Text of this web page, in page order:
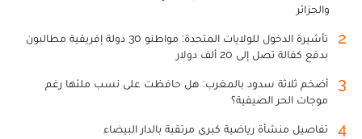
والجزائر
2
تأشيرة الدخول للولايات المتحدة: مواطنو 30 دولة إفريقية مطالبون
بدفع كفالة تصل إلى 20 ألف دولار
3
أضخم ثلاثة سدود بالمغرب: هل حافظت على نسب ملئها رغم
موجات الحر الصيفية؟
4 تفاصيل منشأة رياضية كبرى مرتقبة بالدار البيضاء